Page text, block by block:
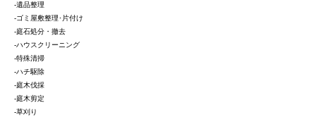
-遺品整理
-ゴミ屋敷整理･片付け
-庭石処分・撤去
-ハウスクリーニング
-特殊清掃
-ハチ駆除
-庭木伐採
-庭木剪定
-草刈り